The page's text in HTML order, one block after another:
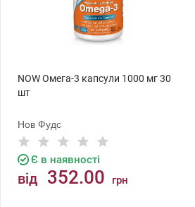
NOW Омега-3 капсули 1000 мг 30
шт
Нов Фудс
Є в наявності
від 352.00 грн